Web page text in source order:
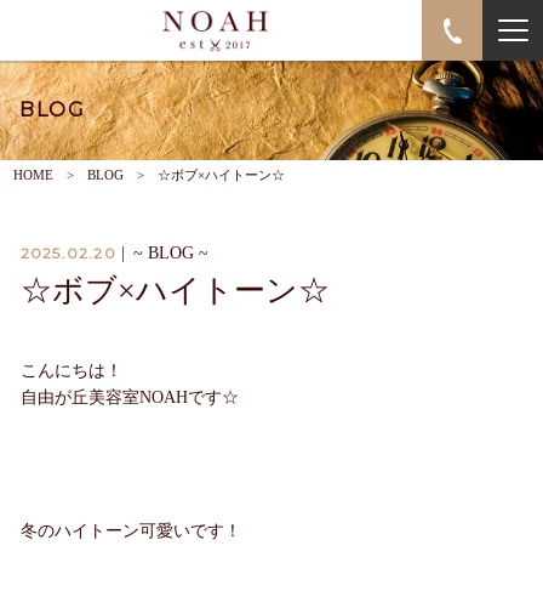
BLOG
HOME BLOG ☆ボブ×ハイトーン☆
2025.02.20 ~ BLOG ~
☆ボブ×ハイトーン☆
こんにちは！
自由が丘美容室NOAHです☆
冬のハイトーン可愛いです！